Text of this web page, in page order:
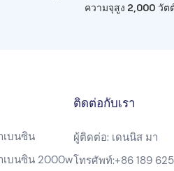
ความจุสูง 2,000 วัต
เบนซิน
เบนซิน 2000w
ติดต่อกับเรา
ผู้ติดต่อ: เดนนิส มา
โทรศัพท์:+86 189